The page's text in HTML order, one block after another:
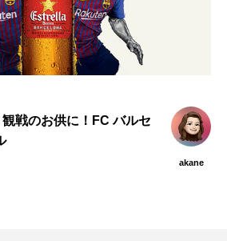
戦のお供に！FC バルセ
akane